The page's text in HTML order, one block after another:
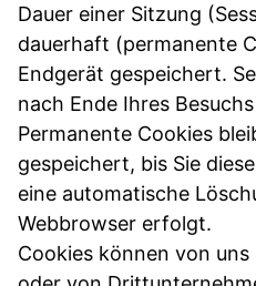
Dauer einer Sitzung
dauerhaft (permanente
Endgerät gespeichert.
nach Ende Ihres
Permanente Cookies
gespeichert, bis Sie
eine automatische
Webbrowser erfolgt.
Cookies können von